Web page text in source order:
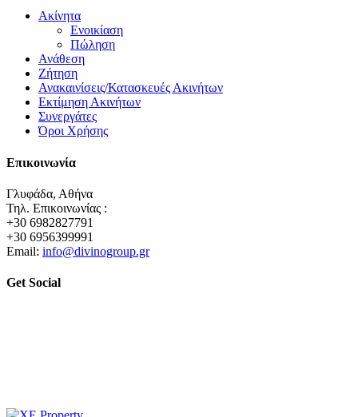
Ακίνητα
Ενοικίαση
Πώληση
Ανάθεση
Ζήτηση
Ανακαινίσεις/Κατασκευές Ακινήτων
Εκτίμηση Ακινήτων
Συνεργάτες
Όροι Χρήσης
Επικοινωνία
Γλυφάδα, Αθήνα
Τηλ. Επικοινωνίας :
+30 6982827791
+30 6956399991
Email: info@divinogroup.gr
Get Social